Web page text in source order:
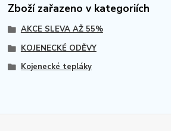
Zboží zařazeno v kategoriích
AKCE SLEVA AŽ 55%
KOJENECKÉ ODĚVY
Kojenecké tepláky